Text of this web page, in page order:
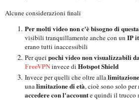
Alcune considerazioni finali
Per molti video non c'è bisogno di
visibili tranquillamente anche con un IP
erano tutti inaccessibili
Per quei pochi video non visualizzabili
FreeVPNinvece di Hotspot Shield
Invece per quelli che oltre alla
unalimitazione di età, cioè sono solo
accedere con l'accounte quindi il trucco